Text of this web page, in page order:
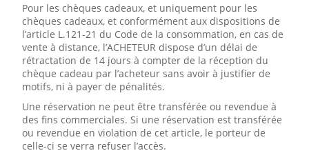
Pour les chèques cadeaux, et uniquement pour les
chèques cadeaux, et conformément aux dispositions de
l’article L.121-21 du Code de la consommation, en cas de
vente à distance, l’ACHETEUR dispose d’un délai de
rétractation de 14 jours à compter de la réception du
chèque cadeau par l’acheteur sans avoir à justifier de
motifs, ni à payer de pénalités.
Une réservation ne peut être transférée ou revendue à
des fins commerciales. Si une réservation est transférée
ou revendue en violation de cet article, le porteur de
celle-ci se verra refuser l’accès.